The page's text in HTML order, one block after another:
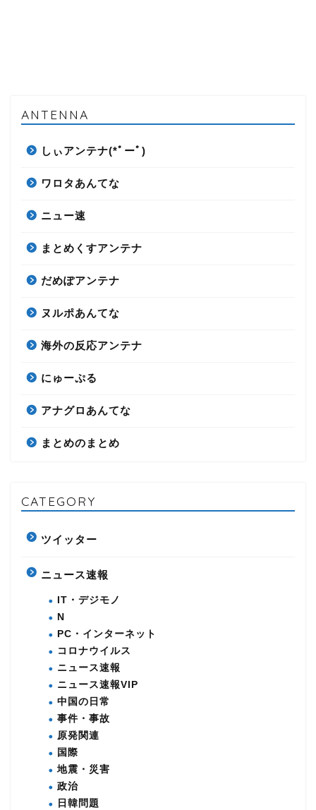
ANTENNA
しぃアンテナ(*ﾟーﾟ)
ワロタあんてな
ニュー速
まとめくすアンテナ
だめぽアンテナ
ヌルポあんてな
海外の反応アンテナ
にゅーぷる
アナグロあんてな
まとめのまとめ
CATEGORY
ツイッター
ニュース速報
IT・デジモノ
N
PC・インターネット
コロナウイルス
ニュース速報
ニュース速報VIP
中国の日常
事件・事故
原発関連
国際
地震・災害
政治
日韓問題